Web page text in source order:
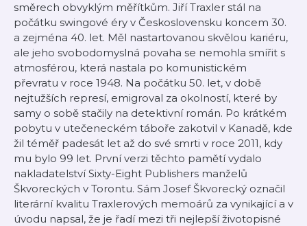
směrech obvyklým měřítkům. Jiří Traxler stál na
počátku swingové éry v Československu koncem 30.
a zejména 40. let. Měl nastartovanou skvělou kariéru,
ale jeho svobodomyslná povaha se nemohla smířit s
atmosférou, která nastala po komunistickém
převratu v roce 1948. Na počátku 50. let, v době
nejtužších represí, emigroval za okolností, které by
samy o sobě stačily na detektivní román. Po krátkém
pobytu v utečeneckém táboře zakotvil v Kanadě, kde
žil téměř padesát let až do své smrti v roce 2011, kdy
mu bylo 99 let. První verzi těchto pamětí vydalo
nakladatelství Sixty-Eight Publishers manželů
Škvoreckých v Torontu. Sám Josef Škvorecký označil
literární kvalitu Traxlerových memoárů za vynikající a v
úvodu napsal, že je řadí mezi tři nejlepší životopisné